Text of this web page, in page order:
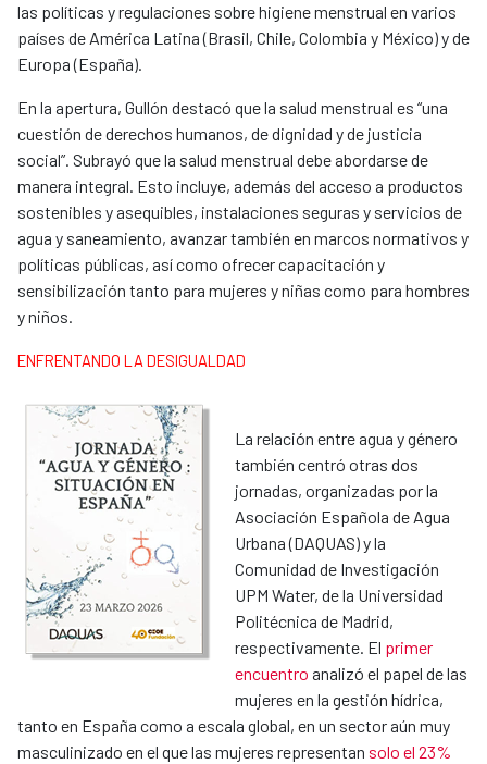
las políticas y regulaciones sobre higiene menstrual en varios
países de América Latina (Brasil, Chile, Colombia y México) y de
Europa (España).
En la apertura, Gullón destacó que la salud menstrual es “una
cuestión de derechos humanos, de dignidad y de justicia
social”. Subrayó que la salud menstrual debe abordarse de
manera integral. Esto incluye, además del acceso a productos
sostenibles y asequibles, instalaciones seguras y servicios de
agua y saneamiento, avanzar también en marcos normativos y
políticas públicas, así como ofrecer capacitación y
sensibilización tanto para mujeres y niñas como para hombres
y niños.
ENFRENTANDO LA DESIGUALDAD
La relación entre agua y género
también centró otras dos
jornadas, organizadas por la
Asociación Española de Agua
Urbana (DAQUAS) y la
Comunidad de Investigación
UPM Water, de la Universidad
Politécnica de Madrid,
respectivamente. El primer
encuentro analizó el papel de las
mujeres en la gestión hídrica,
tanto en España como a escala global, en un sector aún muy
masculinizado en el que las mujeres representan solo el 23%